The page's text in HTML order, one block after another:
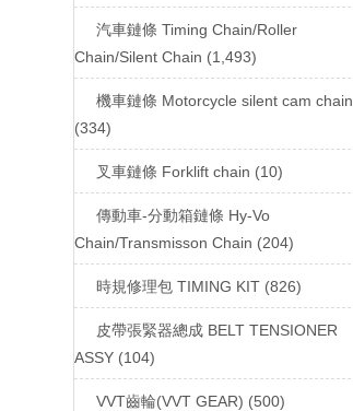
汽車鏈條 Timing Chain/Roller
Chain/Silent Chain (1,493)
機車鏈條 Motorcycle silent cam chain
(334)
叉車鏈條 Forklift chain (10)
傳動車-分動箱鏈條 Hy-Vo
Chain/Transmisson Chain (204)
時規修理包 TIMING KIT (826)
皮帶張緊器總成 BELT TENSIONER
ASSY (104)
VVT齒輪(VVT GEAR) (500)